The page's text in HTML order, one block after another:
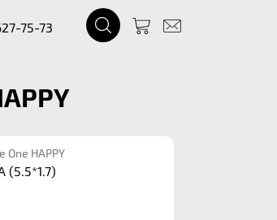
75-73
One HAPPY
(5.5*1.7)